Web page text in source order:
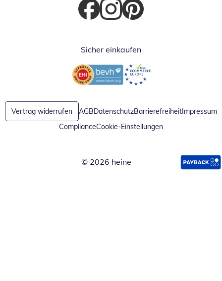
Öffnet in neuem Fenster
Öffnet in neuem Fenster
Öffnet in neuem Fenster
Sicher einkaufen
Öffnet in neuem FensterÖffnet in neuem Fenster
Vertrag widerrufen AGBDatenschutzBarrierefreiheitImpressum
ComplianceCookie-Einstellungen
© 2026 heine